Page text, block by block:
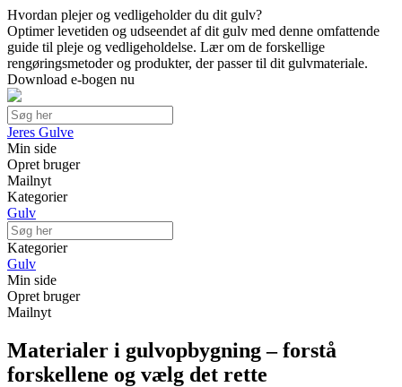
Hvordan plejer og vedligeholder du dit gulv?
Optimer levetiden og udseendet af dit gulv med denne omfattende
guide til pleje og vedligeholdelse. Lær om de forskellige
rengøringsmetoder og produkter, der passer til dit gulvmateriale.
Download e-bogen nu
Jeres Gulve
Min side
Opret bruger
Mailnyt
Kategorier
Gulv
Kategorier
Gulv
Min side
Opret bruger
Mailnyt
Materialer i gulvopbygning – forstå
forskellene og vælg det rette